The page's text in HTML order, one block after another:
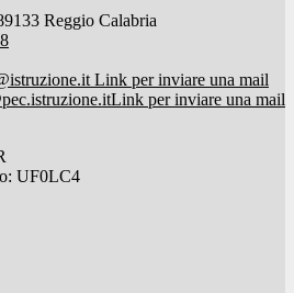
Reggio Calabria
Link per inviare una mail
Link per inviare una mail
UF0LC4